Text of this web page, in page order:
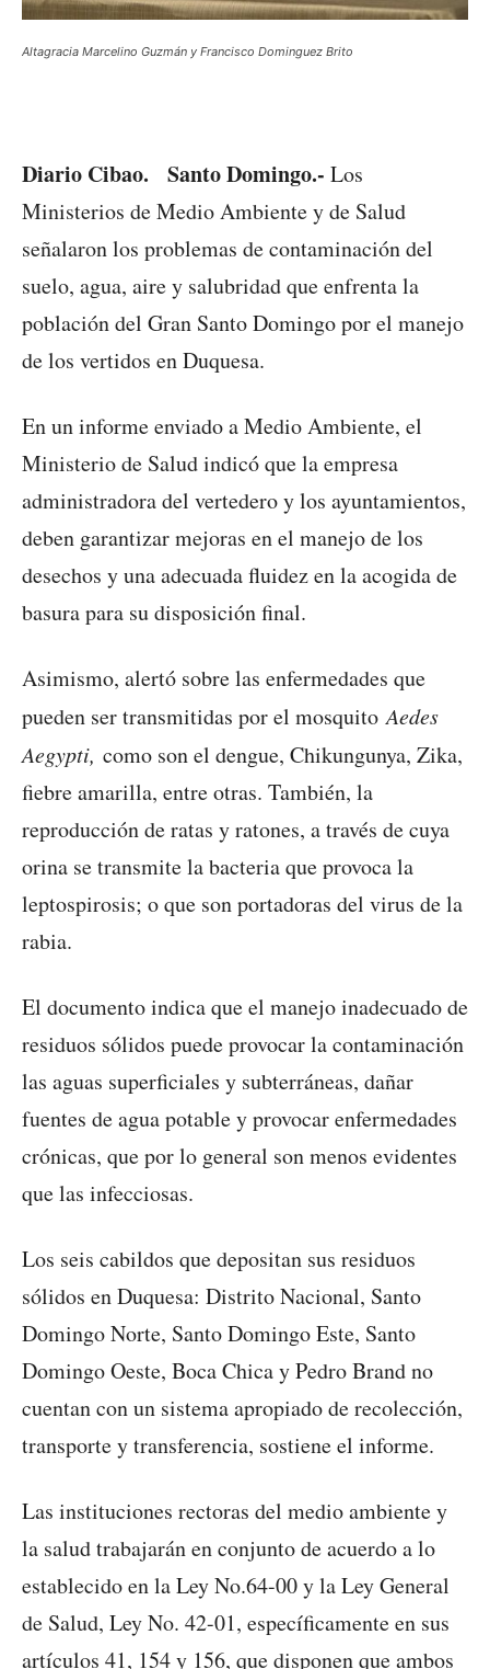
Altagracia Marcelino Guzmán y Francisco Dominguez Brito
Diario Cibao. Santo Domingo.- Los
Ministerios de Medio Ambiente y de Salud
señalaron los problemas de contaminación del
suelo, agua, aire y salubridad que enfrenta la
población del Gran Santo Domingo por el manejo
de los vertidos en Duquesa.
En un informe enviado a Medio Ambiente, el
Ministerio de Salud indicó que la empresa
administradora del vertedero y los ayuntamientos,
deben garantizar mejoras en el manejo de los
desechos y una adecuada fluidez en la acogida de
basura para su disposición final.
Asimismo, alertó sobre las enfermedades que
pueden ser transmitidas por el mosquitoAedes
Aegypti, como son el dengue, Chikungunya, Zika,
fiebre amarilla, entre otras. También, la
reproducción de ratas y ratones, a través de cuya
orina se transmite la bacteria que provoca la
leptospirosis; o que son portadoras del virus de la
rabia.
El documento indica que el manejo inadecuado de
residuos sólidos puede provocar la contaminación
las aguas superficiales y subterráneas, dañar
fuentes de agua potable y provocar enfermedades
crónicas, que por lo general son menos evidentes
que las infecciosas.
Los seis cabildos que depositan sus residuos
sólidos en Duquesa: Distrito Nacional, Santo
Domingo Norte, Santo Domingo Este, Santo
Domingo Oeste, Boca Chica y Pedro Brand no
cuentan con un sistema apropiado de recolección,
transporte y transferencia, sostiene el informe.
Las instituciones rectoras del medio ambiente y
la salud trabajarán en conjunto de acuerdo a lo
establecido en la Ley No.64-00 y la Ley General
de Salud, Ley No. 42-01, específicamente en sus
artículos 41, 154 y 156, que disponen que ambos